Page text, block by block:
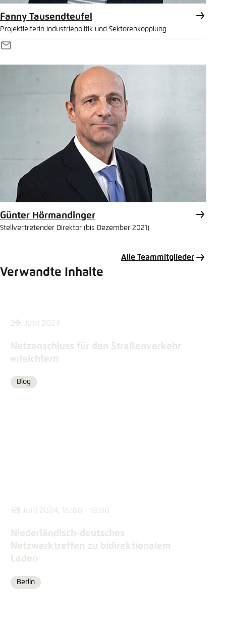
Fanny Tausendteufel
Projektleiterin Industriepolitik und Sektorenkopplung
E-
Mail
Günter Hörmandinger
Stellvertretender Direktor (bis Dezember 2021)
Alle Teammitglieder
Verwandte Inhalte
20. Juni 2024
Netzanschluss für den Straßenverkehr
erleichtern
Format
Blog
12. Juni 2024, 16:00 - 18:00
Niederländisch-deutsches
Netzwerktreffen zu bidirektionalem
Laden
Ort
Berlin